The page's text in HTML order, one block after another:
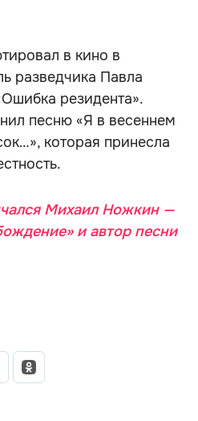
в кино в
разведчика Павла
резидента».
песню «Я в весеннем
которая принесла
Михаил Ножкин —
и автор песни